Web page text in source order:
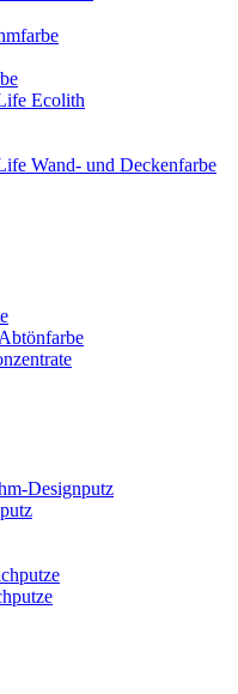
Ecolith
Wand- und Deckenfarbe
Designputz